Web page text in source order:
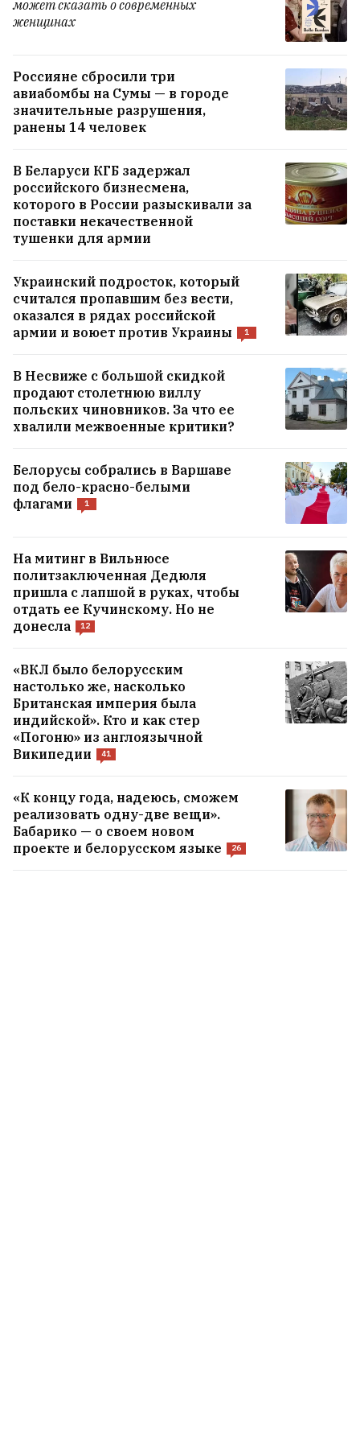
может сказать о современных
женщинах
Россияне сбросили три
авиабомбы на Сумы — в городе
значительные разрушения,
ранены 14 человек
В Беларуси КГБ задержал
российского бизнесмена,
которого в России разыскивали за
поставки некачественной
тушенки для армии
Украинский подросток, который
считался пропавшим без вести,
оказался в рядах российской
армии и воюет против Украины
1
В Несвиже с большой скидкой
продают столетнюю виллу
польских чиновников. За что ее
хвалили межвоенные критики?
Белорусы собрались в Варшаве
под бело-красно-белыми
флагами
1
На митинг в Вильнюсе
политзаключенная Дедюля
пришла с лапшой в руках, чтобы
отдать ее Кучинскому. Но не
донесла
12
«ВКЛ было белорусским
настолько же, насколько
Британская империя была
индийской». Кто и как стер
«Погоню» из англоязычной
Википедии
41
«К концу года, надеюсь, сможем
реализовать одну-две вещи».
Бабарико — о своем новом
проекте и белорусском языке
26
Напротив ЗАГСа Советского района
Минска открылась тематическая зона
отдыха «Путь к счастью»
Купили заброшенный дом, в который не
хотелось заходить, и превратили в
Уникальные снимки строительства
Старого моста в Гродно. Кто
фотографировал опасные кессоны, в
чтобы поставить опоры? МНОГО ФОТО
7
ВСЕ НОВОСТИ →